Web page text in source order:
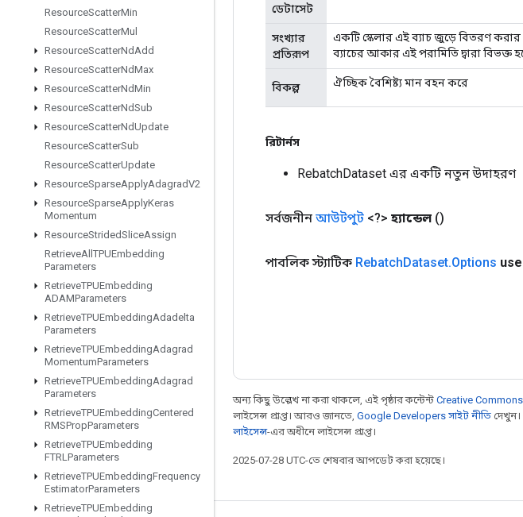
ResourceScatterMin
ResourceScatterMul
ResourceScatterNdAdd
ResourceScatterNdMax
ResourceScatterNdMin
ResourceScatterNdSub
ResourceScatterNdUpdate
ResourceScatterSub
ResourceScatterUpdate
ResourceSparseApplyAdagradV2
ResourceSparseApplyKeras
Momentum
ResourceStridedSliceAssign
RetrieveAll TPUEmbedding
Parameters
RetrieveTPUEmbedding
ADAMParameters
RetrieveTPUEmbeddingAdadelta
Parameters
RetrieveTPUEmbeddingAdagrad
MomentumParameters
RetrieveTPUEmbeddingAdagrad
Parameters
RetrieveTPUEmbeddingCentered
RMSPropParameters
RetrieveTPUEmbedding
FTRLParameters
RetrieveTPUEmbeddingFrequency
EstimatorParameters
RetrieveTPUEmbedding
ডেটাসেট
সংখ্যার
প্রতিরূপ
একটি স্কেলার এই ব্যাচ জুড়ে বিতরণ
ব্যাচের আকার এই পরামিতি দ্বারা বিভক্ত
বিকল্প ঐচ্ছিক বৈশিষ্ট্য মান বহন করে
রিটার্নস
RebatchDataset এর একটি নতুন উদাহরণ
সর্বজনীন আউটপুট <?> হ্যান্ডেল ()
পাবলিক স্ট্যাটিক RebatchDataset.Options use
অন্য কিছু উল্লেখ না করা থাকলে, এই পৃষ্ঠার কন্টেন্ট Creative
লাইসেন্স প্রাপ্ত। আরও জানতে, Google Developers সাইট নীতি দেখুন।
লাইসেন্স-এর অধীনে লাইসেন্স প্রাপ্ত।
2025-07-28 UTC-তে শেষবার আপডেট করা হয়েছে।